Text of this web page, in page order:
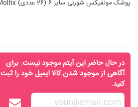
پوشک مولفیکس شورتی سایز 6 (26 عددی) Molfix
در حال حاضر این آیتم موجود نیست. برای
آگاهی از موجود شدن کالا ایمیل خود را ثبت
کنید.